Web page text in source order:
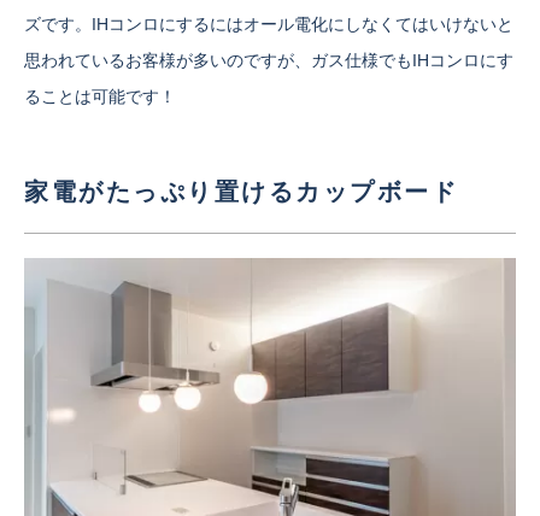
ズです。IHコンロにするにはオール電化にしなくてはいけないと
思われているお客様が多いのですが、ガス仕様でもIHコンロにす
ることは可能です！
家電がたっぷり置けるカップボード